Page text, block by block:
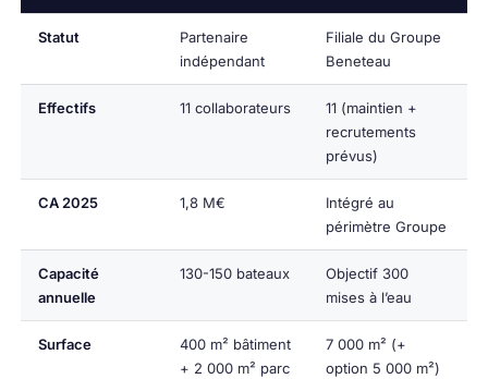
Statut
Partenaire
indépendant
Filiale du Groupe
Beneteau
Effectifs 11 collaborateurs
11 (maintien +
recrutements
prévus)
CA 2025 1,8 M€
Intégré au
périmètre Groupe
Capacité
annuelle
130-150 bateaux
Objectif 300
mises à l’eau
Surface
400 m² bâtiment
+ 2 000 m² parc
7 000 m² (+
option 5 000 m²)